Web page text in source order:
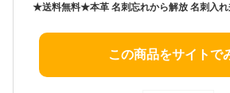
この商品をサイトで